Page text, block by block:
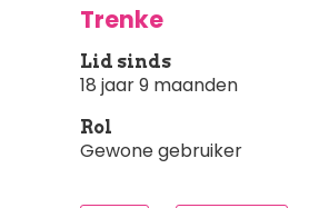
Trenke
Lid sinds
18 jaar 9 maanden
Rol
Gewone gebruiker